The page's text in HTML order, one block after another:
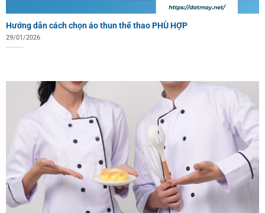
Hướng dẫn cách chọn áo thun thể thao PHÙ HỢP
29/01/2026